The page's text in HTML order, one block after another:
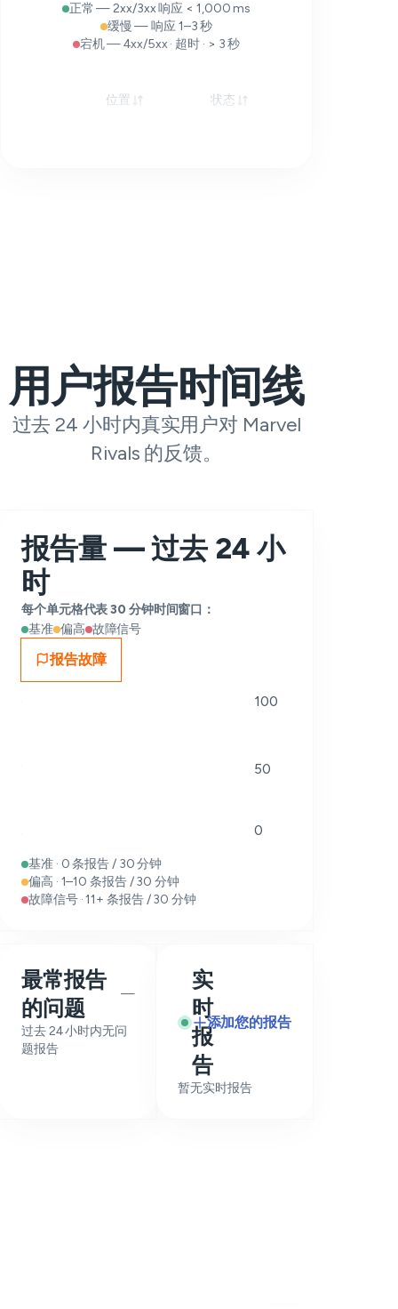
正常 — 2xx/3xx 响应 < 1,000 ms
缓慢 — 响应 1–3 秒
宕机 — 4xx/5xx · 超时 · > 3 秒
位置 状态
用户报告时间线
过去 24 小时内真实用户对 Marvel
Rivals 的反馈。
报告量 — 过去 24 小
时
每个单元格代表 30 分钟时间窗口：
基准 偏高 故障信号
报告故障
100
50
0
基准 · 0 条报告 / 30 分钟
偏高 · 1–10 条报告 / 30 分钟
故障信号 · 11+ 条报告 / 30 分钟
最常报告
的问题
—
过去 24 小时内无问
题报告
实
时
报
告
添加您的报告
暂无实时报告